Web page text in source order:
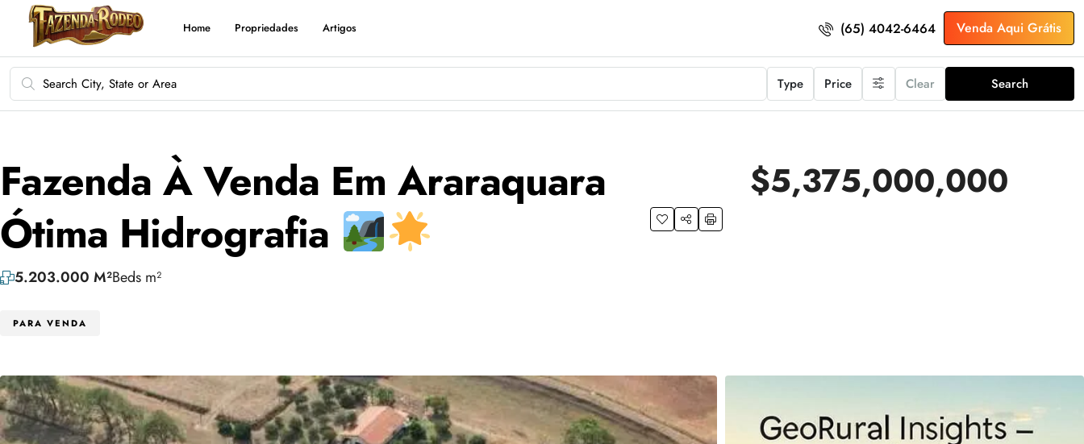
Home Propriedades Artigos (65) 4042-6464 Venda Aqui Grátis
Type Price Clear Search
Fazenda À Venda Em Araraquara
Ótima Hidrografia
Beds m²
5.203.000 M²
PARA VENDA
$5,375,000,000